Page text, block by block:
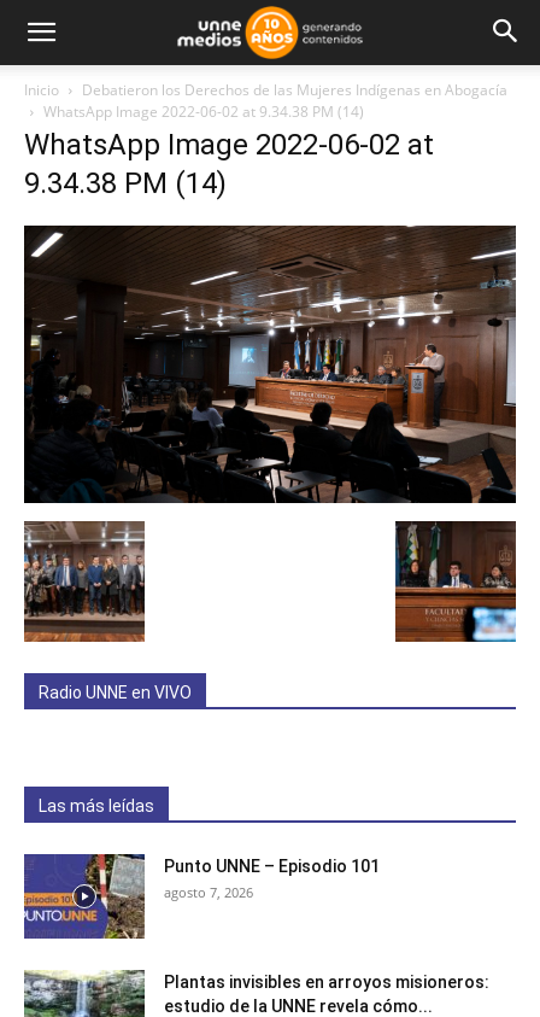
Inicio
Debatieron los Derechos de las Mujeres Indígenas en Abogacía
WhatsApp Image 2022-06-02 at 9.34.38 PM (14)
WhatsApp Image 2022-06-02 at
9.34.38 PM (14)
Radio UNNE en VIVO
Las más leídas
Punto UNNE – Episodio 101
agosto 7, 2026
Plantas invisibles en arroyos misioneros:
estudio de la UNNE revela cómo...